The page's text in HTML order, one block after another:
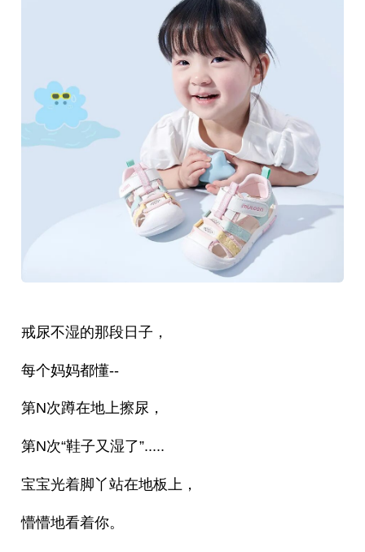
戒尿不湿的那段日子，
每个妈妈都懂--
第N次蹲在地上擦尿，
第N次“鞋子又湿了”.....
宝宝光着脚丫站在地板上，
懵懵地看着你。